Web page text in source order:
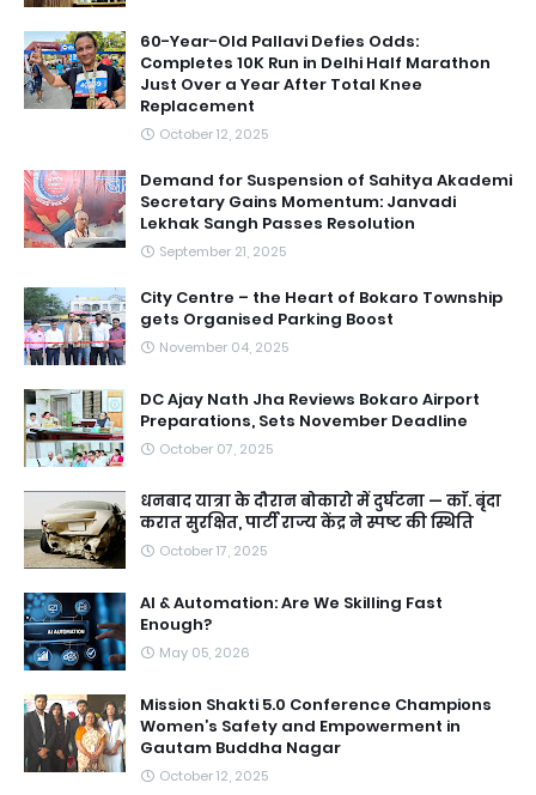
60-Year-Old Pallavi Defies Odds:
Completes 10K Run in Delhi Half Marathon
Just Over a Year After Total Knee
Replacement
October 12, 2025
Demand for Suspension of Sahitya Akademi
Secretary Gains Momentum: Janvadi
Lekhak Sangh Passes Resolution
September 21, 2025
City Centre – the Heart of Bokaro Township
gets Organised Parking Boost
November 04, 2025
DC Ajay Nath Jha Reviews Bokaro Airport
Preparations, Sets November Deadline
October 07, 2025
धनबाद यात्रा के दौरान बोकारो में दुर्घटना — काॅ. बृंदा
करात सुरक्षित, पार्टी राज्य केंद्र ने स्पष्ट की स्थिति
October 17, 2025
AI & Automation: Are We Skilling Fast
Enough?
May 05, 2026
Mission Shakti 5.0 Conference Champions
Women’s Safety and Empowerment in
Gautam Buddha Nagar
October 12, 2025